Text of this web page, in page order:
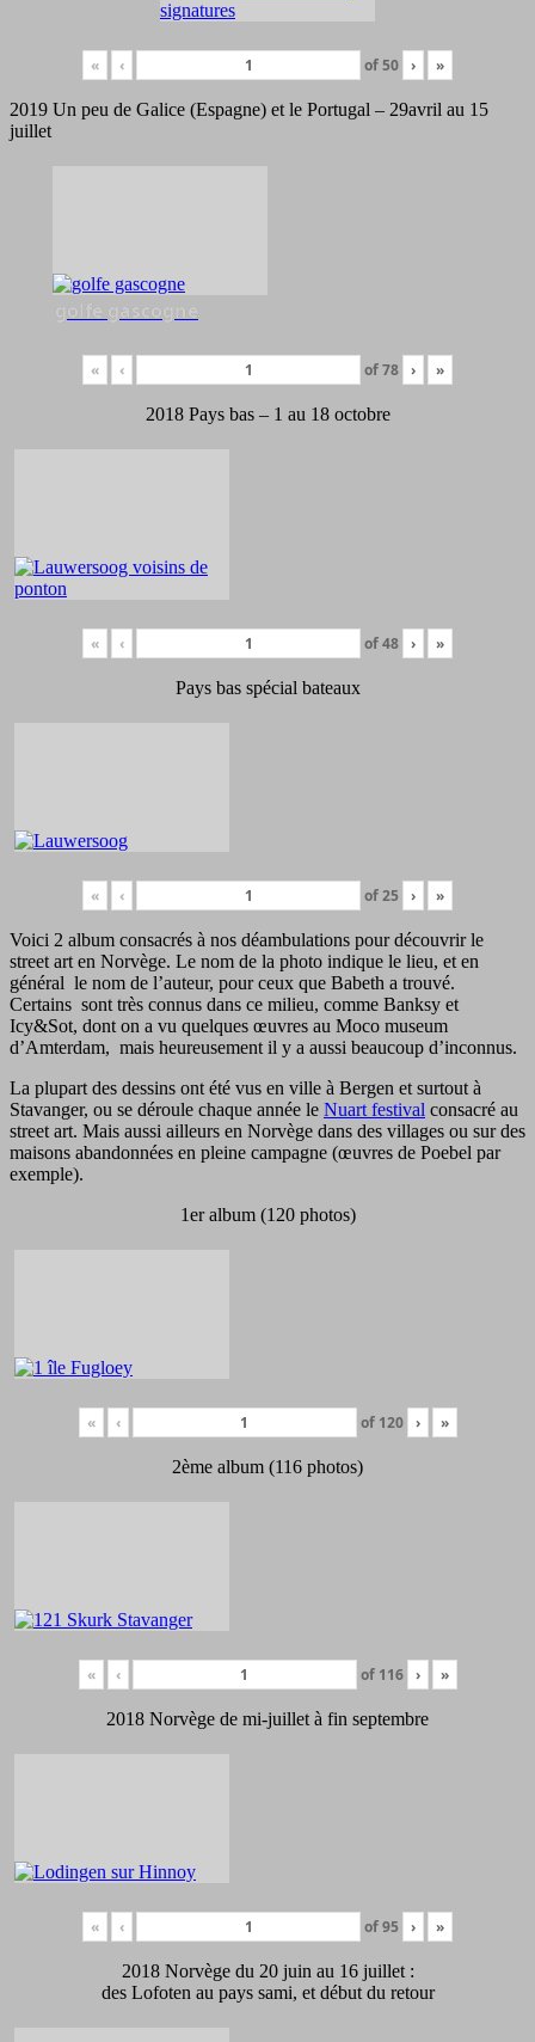
« ‹ of50 › »
2019 Un peu de Galice (Espagne) et le Portugal – 29avril au 15
juillet
golfe gascogne
« ‹ of78 › »
2018 Pays bas – 1 au 18 octobre
« ‹ of48 › »
Pays bas spécial bateaux
« ‹ of25 › »
Voici 2 album consacrés à nos déambulations pour découvrir le
street art en Norvège. Le nom de la photo indique le lieu, et en
général le nom de l’auteur, pour ceux que Babeth a trouvé.
Certains sont très connus dans ce milieu, comme Banksy et
Icy&Sot, dont on a vu quelques œuvres au Moco museum
d’Amterdam, mais heureusement il y a aussi beaucoup d’inconnus.
La plupart des dessins ont été vus en ville à Bergen et surtout à
Stavanger, ou se déroule chaque année le Nuart festival consacré au
street art. Mais aussi ailleurs en Norvège dans des villages ou sur des
maisons abandonnées en pleine campagne (œuvres de Poebel par
exemple).
1er album (120 photos)
« ‹ of 120 › »
2ème album (116 photos)
« ‹ of 116 › »
2018 Norvège de mi-juillet à fin septembre
« ‹ of95 › »
2018 Norvège du 20 juin au 16 juillet :
des Lofoten au pays sami, et début du retour